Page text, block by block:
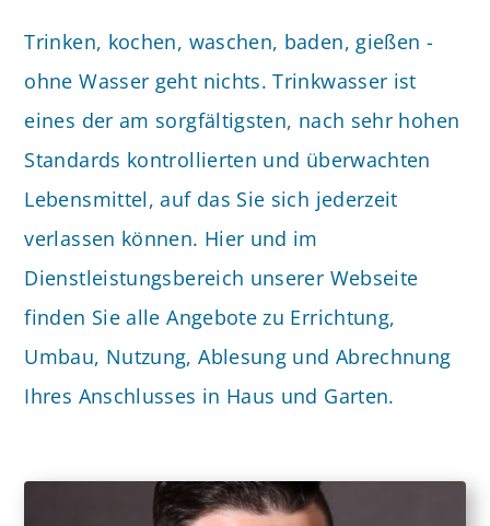
Trinken, kochen, waschen, baden, gießen -
ohne Wasser geht nichts. Trinkwasser ist
eines der am sorgfältigsten, nach sehr hohen
Standards kontrollierten und überwachten
Lebensmittel, auf das Sie sich jederzeit
verlassen können. Hier und im
Dienstleistungsbereich unserer Webseite
finden Sie alle Angebote zu Errichtung,
Umbau, Nutzung, Ablesung und Abrechnung
Ihres Anschlusses in Haus und Garten.